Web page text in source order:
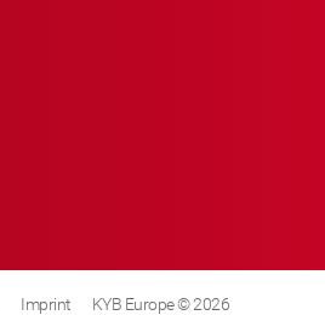
Imprint KYB Europe © 2026